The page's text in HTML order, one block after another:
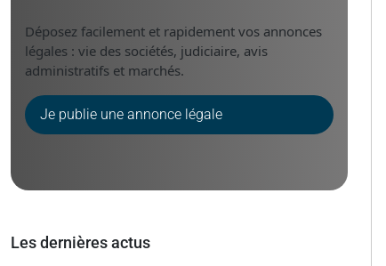
Déposez facilement et rapidement vos annonces
légales : vie des sociétés, judiciaire, avis
administratifs et marchés.
Je publie une annonce légale
Les dernières actus